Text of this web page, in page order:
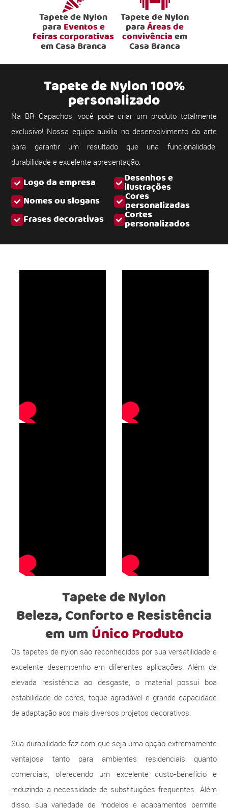
Tapete de Nylon
para Eventos e
feiras corporativas
em Casa Branca
Tapete de Nylon
paraÁreas de
convivênciaem
Casa Branca
Logo da empresa Desenhos e
ilustrações
Nomes ou slogans
Cores
personalizadas
Frases decorativas
Cortes
personalizados
Tapete de Nylon 100%
personalizado
Na BR Capachos, você pode criar um produto totalmente
exclusivo! Nossa equipe auxilia no desenvolvimento da arte
para garantir um resultado que una funcionalidade,
durabilidade e excelente apresentação.
Tapete de Nylon
Beleza, Conforto e Resistência
em umÚnico Produto
Os tapetes de nylon são reconhecidos por sua versatilidade e
excelente desempenho em diferentes aplicações. Além da
elevada resistência ao desgaste, o material possui boa
estabilidade de cores, toque agradável e grande capacidade
de adaptação aos mais diversos projetos decorativos.
Sua durabilidade faz com que seja uma opção extremamente
vantajosa tanto para ambientes residenciais quanto
comerciais, oferecendo um excelente custo-benefício e
reduzindo a necessidade de substituições frequentes. Além
disso, sua variedade de modelos e acabamentos permite